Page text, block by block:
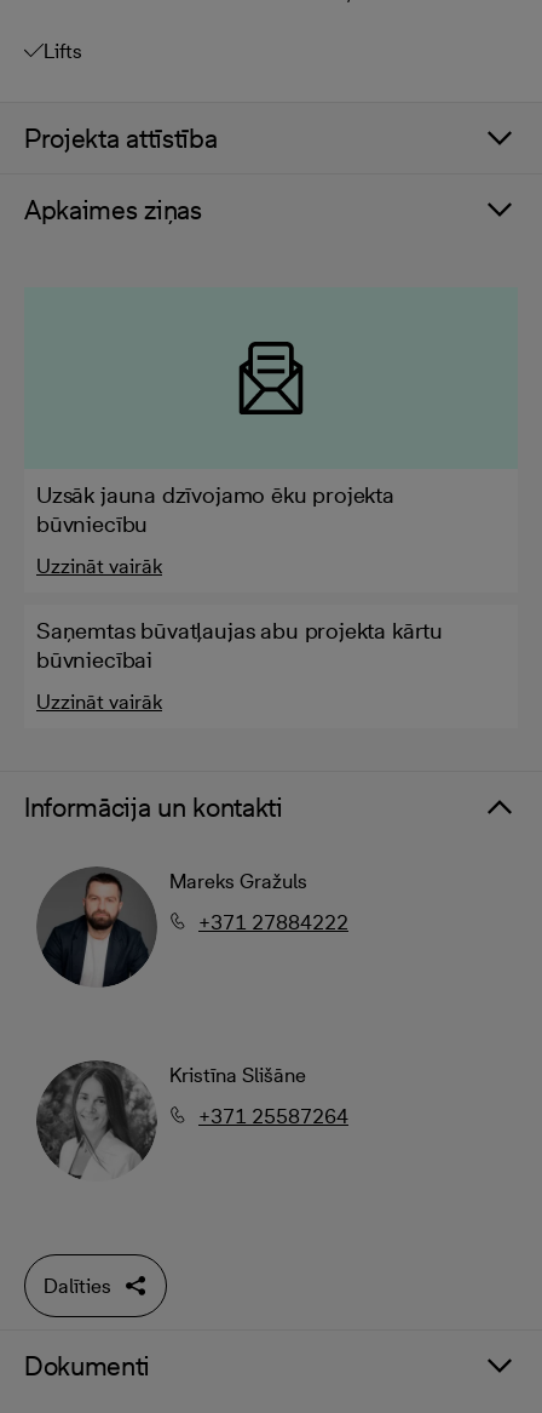
Lifts
Projekta attīstība
Apkaimes ziņas
Uzsāk jauna dzīvojamo ēku projekta
būvniecību
Uzzināt vairāk
Saņemtas būvatļaujas abu projekta kārtu
būvniecībai
Uzzināt vairāk
Informācija un kontakti
Mareks Gražuls
+371 27884222
Kristīna Slišāne
+371 25587264
Dalīties
Dokumenti